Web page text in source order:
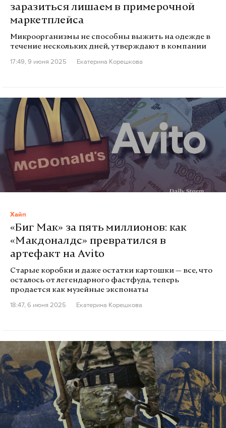
заразиться лишаем в примерочной
маркетплейса
Микроорганизмы не способны выжить на одежде в
течение нескольких дней, утверждают в компании
17:49, 9 июня 2025
Екатерина Корешкова
Хайп
«Биг Мак» за пять миллионов: как
«Макдоналдс» превратился в
артефакт на Avito
Старые коробки и даже остатки картошки — все, что
осталось от легендарного фастфуда, теперь
продается как музейные экспонаты
18:47, 6 июня 2025
Екатерина Корешкова